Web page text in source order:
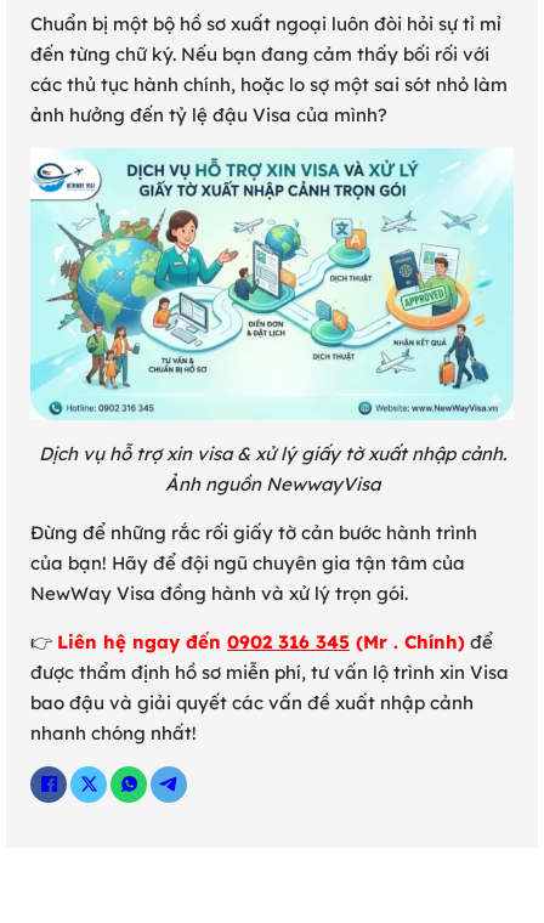
Chuẩn bị một bộ hồ sơ xuất ngoại luôn đòi hỏi sự tỉ mỉ
đến từng chữ ký. Nếu bạn đang cảm thấy bối rối với
các thủ tục hành chính, hoặc lo sợ một sai sót nhỏ làm
ảnh hưởng đến tỷ lệ đậu Visa của mình?
Dịch vụ hỗ trợ xin visa & xử lý giấy tờ xuất nhập cảnh.
Ảnh nguồn NewwayVisa
Đừng để những rắc rối giấy tờ cản bước hành trình
của bạn! Hãy để đội ngũ chuyên gia tận tâm của
NewWay Visa đồng hành và xử lý trọn gói.
👉 Liên hệ ngay đến 0902 316 345 (Mr . Chính) để
được thẩm định hồ sơ miễn phí, tư vấn lộ trình xin Visa
bao đậu và giải quyết các vấn đề xuất nhập cảnh
nhanh chóng nhất!